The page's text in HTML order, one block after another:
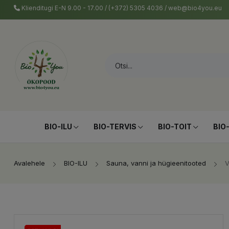
Klienditugi E-N 9.00 - 17.00 / (+372) 5305 4036 / web@bio4you.eu
BIO-ILU BIO-TERVIS BIO-TOIT
Avalehele BIO-ILU Sauna, vanni ja hügieenitooted